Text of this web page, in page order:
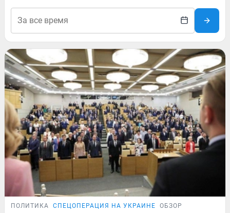
ПОЛИТИКА СПЕЦОПЕРАЦИЯ НА УКРАИНЕ ОБЗОР